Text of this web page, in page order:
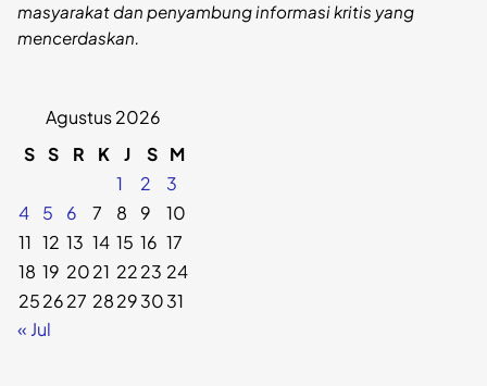
masyarakat dan penyambung informasi kritis yang
mencerdaskan.
Agustus 2026
S S R K J S M
1
2
3
4
5 6 7 8 9
10
11 12 13 14 15 16 17
18 19 2021 2223 24
252627 28293031
« Jul